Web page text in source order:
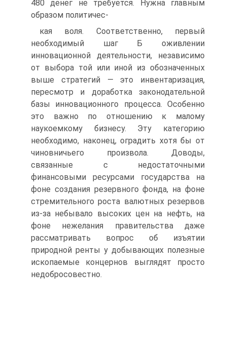
480 денег не требуется. Нужна главным
образом политичес-
кая воля. Соответственно, первый
необходимый шаг Б оживлении
инновационной деятельности, независимо
от выбора той или иной из обозначенных
выше стратегий — это инвентаризация,
пересмотр и доработка законодательной
базы инновационного процесса. Особенно
это важно по отношению к малому
наукоемкому бизнесу. Эту категорию
необходимо, наконец, оградить хотя бы от
чиновничьего произвола. Доводы,
связанные с недостаточными
финансовыми ресурсами государства на
фоне создания резервного фонда, на фоне
стремительного роста валютных резервов
из-за небывало высоких цен на нефть, на
фоне нежелания правительства даже
рассматривать вопрос об изъятии
природной ренты у добывающих полезные
ископаемые концернов выглядят просто
недобросовестно.